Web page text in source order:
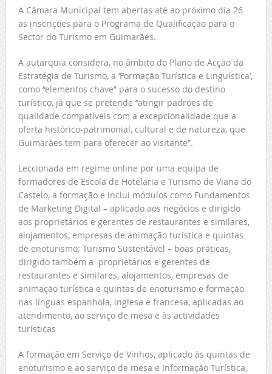
A Câmara Municipal tem abertas até ao próximo dia 26
as inscrições para o Programa de Qualificação para o
Sector do Turismo em Guimarães.
A autarquia considera, no âmbito do Plano de Acção da
Estratégia de Turismo, a ‘Formação Turística e Linguística’,
como “elementos chave” para o sucesso do destino
turístico, já que se pretende “atingir padrões de
qualidade compatíveis com a excepcionalidade que a
oferta histórico-patrimonial, cultural e de natureza, que
Guimarães tem para oferecer ao visitante”.
Leccionada em regime online por uma equipa de
formadores de Escola de Hotelaria e Turismo de Viana do
Castelo, a formação e inclui módulos como Fundamentos
de Marketing Digital – aplicado aos negócios e dirigido
aos proprietários e gerentes de restaurantes e similares,
alojamentos, empresas de animação turística e quintas
de enoturismo; Turismo Sustentável – boas práticas,
dirigido também a proprietários e gerentes de
restaurantes e similares, alojamentos, empresas de
animação turística e quintas de enoturismo e formação
nas línguas espanhola, inglesa e francesa, aplicadas ao
atendimento, ao serviço de mesa e às actividades
turísticas
A formação em Serviço de Vinhos, aplicado às quintas de
enoturismo e ao serviço de mesa e Informação Turística,